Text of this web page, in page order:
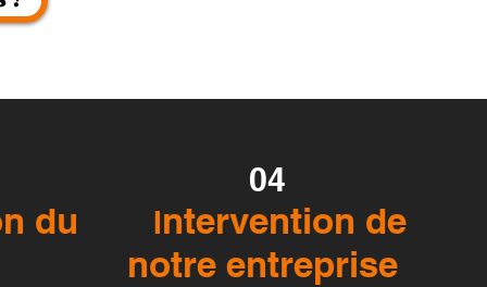
du
04
Intervention de
notre entreprise